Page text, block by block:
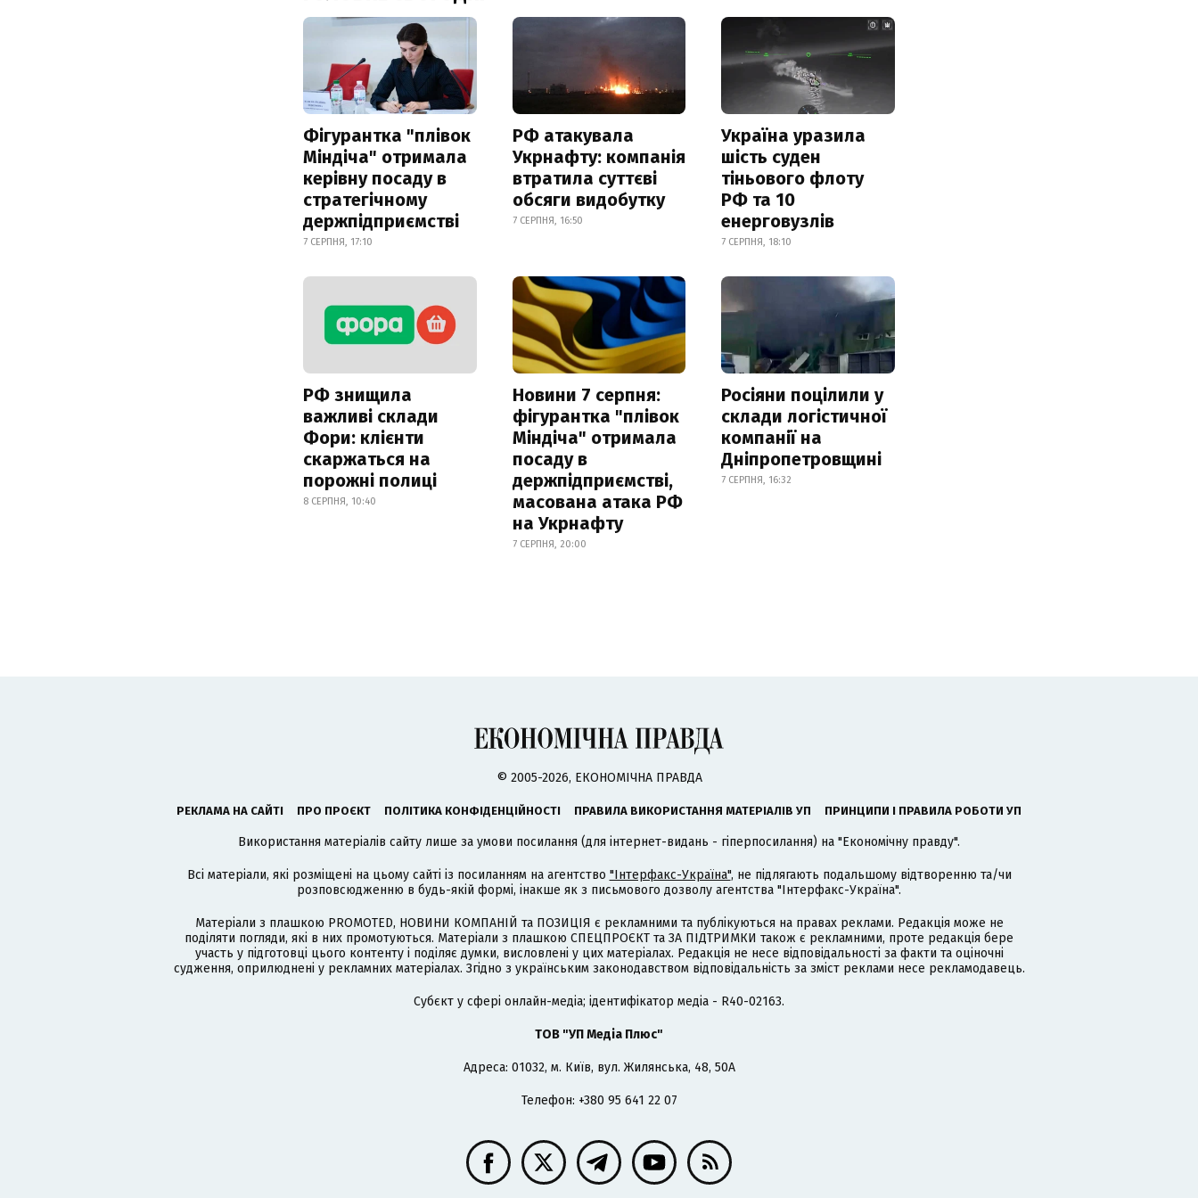
Фігурантка "плівок
Міндіча" отримала
керівну посаду в
стратегічному
держпідприємстві
7 СЕРПНЯ, 17:10
РФ атакувала
Укрнафту: компанія
втратила суттєві
обсяги видобутку
7 СЕРПНЯ, 16:50
Україна уразила
шість суден
тіньового флоту
РФ та 10
енерговузлів
7 СЕРПНЯ, 18:10
РФ знищила
важливі склади
Фори: клієнти
скаржаться на
порожні полиці
8 СЕРПНЯ, 10:40
Новини 7 серпня:
фігурантка "плівок
Міндіча" отримала
посаду в
держпідприємстві,
масована атака РФ
на Укрнафту
7 СЕРПНЯ, 20:00
Росіяни поцілили у
склади логістичної
компанії на
Дніпропетровщині
7 СЕРПНЯ, 16:32
© 2005-2026, ЕКОНОМІЧНА ПРАВДА
РЕКЛАМА НА САЙТІ ПРО ПРОЄКТ ПОЛІТИКА КОНФІДЕНЦІЙНОСТІ ПРАВИЛА ВИКОРИСТАННЯ МАТЕРІАЛІВ УП ПРИНЦИПИ І ПРАВИЛА РОБОТИ УП
Використання матеріалів сайту лише за умови посилання (для інтернет-видань - гіперпосилання) на "Економічну правду".
Всі матеріали, які розміщені на цьому сайті із посиланням на агентство "Інтерфакс-Україна", не підлягають подальшому відтворенню та/чи
розповсюдженню в будь-якій формі, інакше як з письмового дозволу агентства "Інтерфакс-Україна".
Матеріали з плашкою PROMOTED, НОВИНИ КОМПАНІЙ та ПОЗИЦІЯ є рекламними та публікуються на правах реклами. Редакція може не
поділяти погляди, які в них промотуються. Матеріали з плашкою СПЕЦПРОЄКТ та ЗА ПІДТРИМКИ також є рекламними, проте редакція бере
участь у підготовці цього контенту і поділяє думки, висловлені у цих матеріалах. Редакція не несе відповідальності за факти та оціночні
судження, оприлюднені у рекламних матеріалах. Згідно з українським законодавством відповідальність за зміст реклами несе рекламодавець.
Cубєкт у сфері онлайн-медіа; ідентифікатор медіа - R40-02163.
ТОВ "УП Медіа Плюс"
Адреса: 01032, м. Київ, вул. Жилянська, 48, 50А
Телефон: +380 95 641 22 07